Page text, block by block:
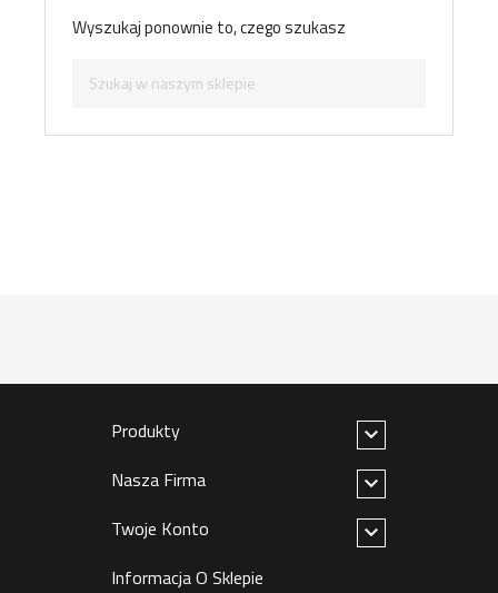
Wyszukaj ponownie to, czego szukasz
Produkty

Nasza Firma

Twoje Konto

Informacja O Sklepie